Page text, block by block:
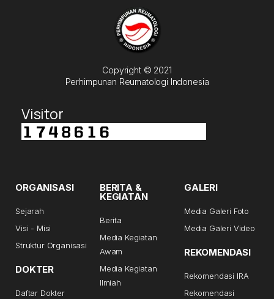
Copyright © 2021
Perhimpunan Reumatologi Indonesia
Visitor
ORGANISASI
Sejarah
Visi - Misi
Struktur Organisasi
DOKTER
Daftar Dokter
BERITA &
KEGIATAN
Berita
Media Kegiatan
Awam
Media Kegiatan
Ilmiah
GALERI
Media Galeri Foto
Media Galeri Video
REKOMENDASI
Rekomendasi IRA
Rekomendasi